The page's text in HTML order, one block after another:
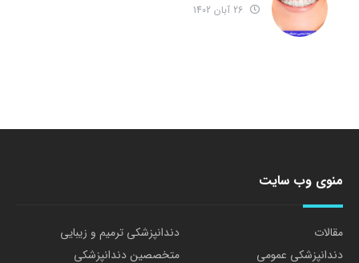
منوی وب سایت
مقالات
دندانپزشکی ترمیم و زیبایی
دندانپزشکی عمومی
متخصصین دندانپزشکی